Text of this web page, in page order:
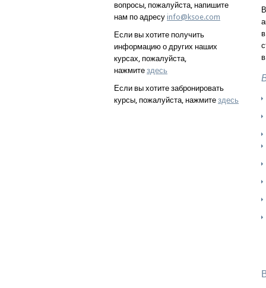
вопросы, пожалуйста, напишите
нам по адресу info@ksoe.com
Если вы хотите получить
информацию о других наших
курсах, пожалуйста,
нажмите здесь
Если вы хотите забронировать
курсы, пожалуйста, нажмите здесь